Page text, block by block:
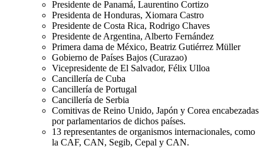
Presidente de Panamá, Laurentino Cortizo
Presidenta de Honduras, Xiomara Castro
Presidente de Costa Rica, Rodrigo Chaves
Presidente de Argentina, Alberto Fernández
Primera dama de México, Beatriz Gutiérrez Müller
Gobierno de Países Bajos (Curazao)
Vicepresidente de El Salvador, Félix Ulloa
Cancillería de Cuba
Cancillería de Portugal
Cancillería de Serbia
Comitivas de Reino Unido, Japón y Corea encabezadas
por parlamentarios de dichos países.
13 representantes de organismos internacionales, como
la CAF, CAN, Segib, Cepal y CAN.